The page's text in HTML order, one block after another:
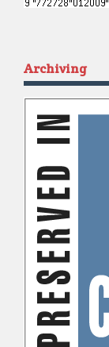
Archiving